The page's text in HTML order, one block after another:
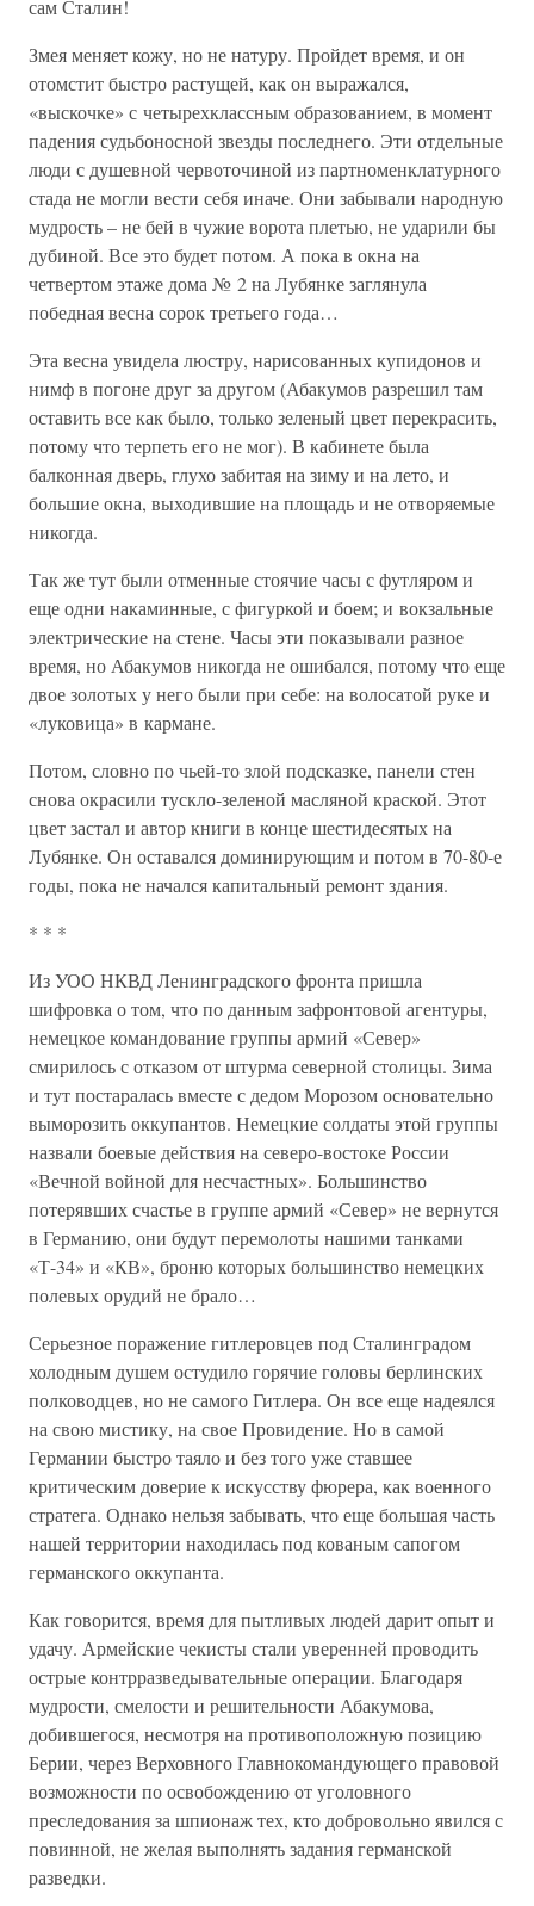
сам Сталин!
Змея меняет кожу, но не натуру. Пройдет время, и он
отомстит быстро растущей, как он выражался,
«выскочке» с четырехклассным образованием, в момент
падения судьбоносной звезды последнего. Эти отдельные
люди с душевной червоточиной из партноменклатурного
стада не могли вести себя иначе. Они забывали народную
мудрость – не бей в чужие ворота плетью, не ударили бы
дубиной. Все это будет потом. А пока в окна на
четвертом этаже дома № 2 на Лубянке заглянула
победная весна сорок третьего года…
Эта весна увидела люстру, нарисованных купидонов и
нимф в погоне друг за другом (Абакумов разрешил там
оставить все как было, только зеленый цвет перекрасить,
потому что терпеть его не мог). В кабинете была
балконная дверь, глухо забитая на зиму и на лето, и
большие окна, выходившие на площадь и не отворяемые
никогда.
Так же тут были отменные стоячие часы с футляром и
еще одни накаминные, с фигуркой и боем; и вокзальные
электрические на стене. Часы эти показывали разное
время, но Абакумов никогда не ошибался, потому что еще
двое золотых у него были при себе: на волосатой руке и
«луковица» в кармане.
Потом, словно по чьей-то злой подсказке, панели стен
снова окрасили тускло-зеленой масляной краской. Этот
цвет застал и автор книги в конце шестидесятых на
Лубянке. Он оставался доминирующим и потом в 70-80-е
годы, пока не начался капитальный ремонт здания.
* * *
Из УОО НКВД Ленинградского фронта пришла
шифровка о том, что по данным зафронтовой агентуры,
немецкое командование группы армий «Север»
смирилось с отказом от штурма северной столицы. Зима
и тут постаралась вместе с дедом Морозом основательно
выморозить оккупантов. Немецкие солдаты этой группы
назвали боевые действия на северо-востоке России
«Вечной войной для несчастных». Большинство
потерявших счастье в группе армий «Север» не вернутся
в Германию, они будут перемолоты нашими танками
«Т-34» и «КВ», броню которых большинство немецких
полевых орудий не брало…
Серьезное поражение гитлеровцев под Сталинградом
холодным душем остудило горячие головы берлинских
полководцев, но не самого Гитлера. Он все еще надеялся
на свою мистику, на свое Провидение. Но в самой
Германии быстро таяло и без того уже ставшее
критическим доверие к искусству фюрера, как военного
стратега. Однако нельзя забывать, что еще большая часть
нашей территории находилась под кованым сапогом
германского оккупанта.
Как говорится, время для пытливых людей дарит опыт и
удачу. Армейские чекисты стали уверенней проводить
острые контрразведывательные операции. Благодаря
мудрости, смелости и решительности Абакумова,
добившегося, несмотря на противоположную позицию
Берии, через Верховного Главнокомандующего правовой
возможности по освобождению от уголовного
преследования за шпионаж тех, кто добровольно явился с
повинной, не желая выполнять задания германской
разведки.